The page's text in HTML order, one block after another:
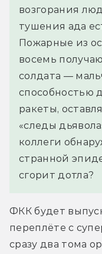
возгорания
тушения ада
Пожарные из
восемь
солдата —
способностью
ракеты,
«следы
коллеги
странной
сгорит дотла?
ФКК будет
переплёте с
сразу два тома